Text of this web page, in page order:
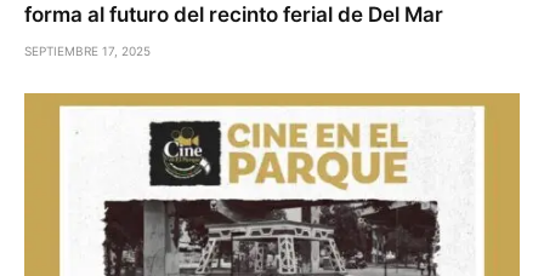
forma al futuro del recinto ferial de Del Mar
SEPTIEMBRE 17, 2025